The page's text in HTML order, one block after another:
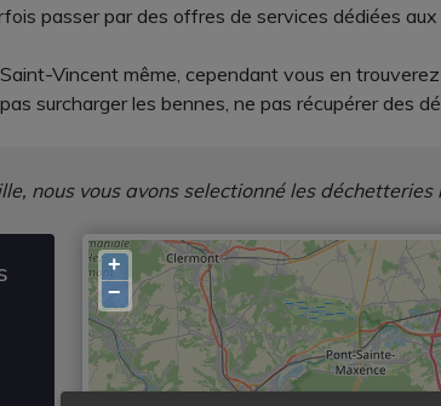
passer par des offres de services dédiées
Vincent même, cependant vous en
surcharger les bennes, ne pas récupérer des
nous vous avons selectionné les déchetteries
+
−